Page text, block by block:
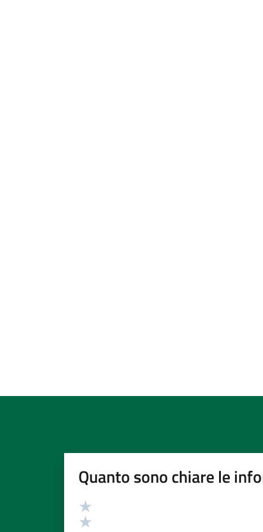
Quanto sono chiare le
Valutazione